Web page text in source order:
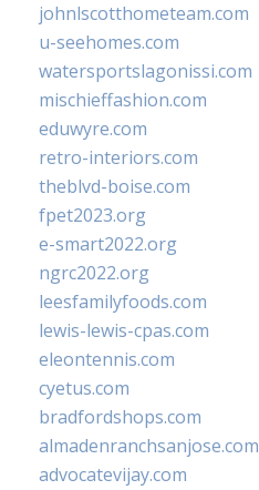
johnlscotthometeam.com
u-seehomes.com
watersportslagonissi.com
mischieffashion.com
eduwyre.com
retro-interiors.com
theblvd-boise.com
fpet2023.org
e-smart2022.org
ngrc2022.org
leesfamilyfoods.com
lewis-lewis-cpas.com
eleontennis.com
cyetus.com
bradfordshops.com
almadenranchsanjose.com
advocatevijay.com